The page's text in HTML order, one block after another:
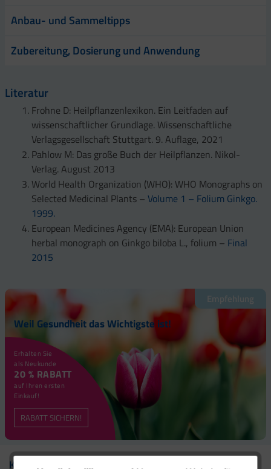
Anbau- und Sammeltipps
Zubereitung, Dosierung und Anwendung
Literatur
Frohne D: Heilpflanzenlexikon. Ein Leitfaden auf
wissenschaftlicher Grundlage. Wissenschaftliche
Verlagsgesellschaft Stuttgart. 9. Auflage, 2021
Pahlow M: Das große Buch der Heilpflanzen. Nikol-
Verlag. August 2013
World Health Organization (WHO): WHO Monographs on
Selected Medicinal Plants – Volume 1 – Folium Ginkgo.
1999.
European Medicines Agency (EMA): European Union
herbal monograph on Ginkgo biloba L., folium – Final
2015
Empfehlung
Weil Gesundheit das Wichtigste ist!
Erhalten Sie
als Neukunde
20 % RABATT
auf Ihren ersten
Einkauf!
RABATT SICHERN!
Kontakt